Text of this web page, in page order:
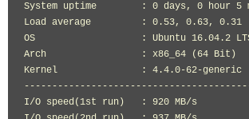
System uptime        : 0 days, 0 hour 5
Load average         : 0.53, 0.63, 0.31
OS                   : Ubuntu 16.04.2
Arch                 : x86_64 (64 Bit)
Kernel               : 4.4.0-62-generic
I/O speed(1st run)   : 920 MB/s